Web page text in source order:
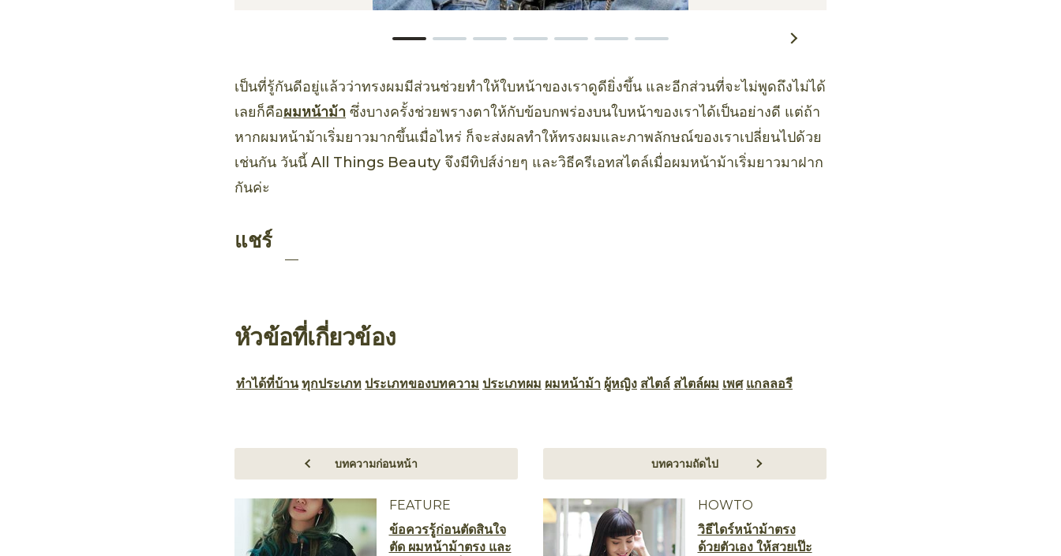
เป็นที่รู้กันดีอยู่แล้วว่าทรงผมมีส่วนช่วยทำให้ใบหน้าของเราดูดียิ่งขึ้น และอีกส่วนที่จะไม่พูดถึงไม่ได้
เลยก็คือผมหน้าม้า ซึ่งบางครั้งช่วยพรางตาให้กับข้อบกพร่องบนใบหน้าของเราได้เป็นอย่างดี แต่ถ้า
หากผมหน้าม้าเริ่มยาวมากขึ้นเมื่อไหร่ ก็จะส่งผลทำให้ทรงผมและภาพลักษณ์ของเราเปลี่ยนไปด้วย
เช่นกัน วันนี้ All Things Beauty จึงมีทิปส์ง่ายๆ และวิธีครีเอทสไตล์เมื่อผมหน้าม้าเริ่มยาวมาฝาก
กันค่ะ
แชร์
หัวข้อที่เกี่ยวข้อง
ทำได้ที่บ้าน ทุกประเภท ประเภทของบทความ ประเภทผม ผมหน้าม้า ผู้หญิง สไตล์ สไตล์ผม เพศ แกลลอรี
FEATURE
ข้อควรรู้ก่อนตัดสินใจ
ตัด ผมหน้าม้าตรง และ
บทความก่อนหน้า
HOWTO
วิธีไดร์หน้าม้าตรง
ด้วยตัวเอง ให้สวยเป๊ะ
บทความถัดไป